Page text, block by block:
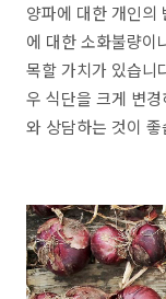
양파에 대한 개인의
에 대한 소화불량이
목할 가치가 있습니
우 식단을 크게 변
와 상담하는 것이 좋